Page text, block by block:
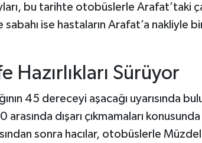
bu tarihte otobüslerle Arafat’taki
ise hastaların Arafat’a nakliyle
Hazırlıkları Sürüyor
45 dereceyi aşacağı uyarısında
dışarı çıkmamaları
sonra hacılar, otobüslerle